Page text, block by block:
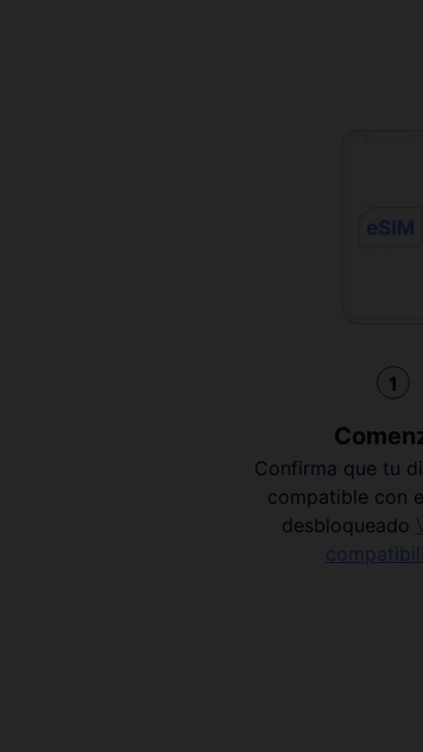
1
Confirma que tu
compatible con
desbloqueado